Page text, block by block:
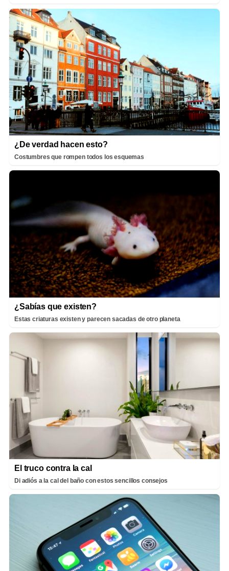
¿De verdad hacen esto?
Costumbres que rompen todos los esquemas
¿Sabías que existen?
Estas criaturas existen y parecen sacadas de otro planeta
El truco contra la cal
Di adiós a la cal del baño con estos sencillos consejos